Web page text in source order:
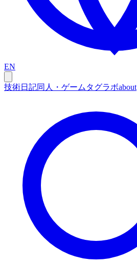
EN
技術日記同人・ゲーム タグラボabout